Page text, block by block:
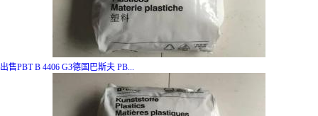
出售PBT B 4406 G3德国巴斯夫 PB...